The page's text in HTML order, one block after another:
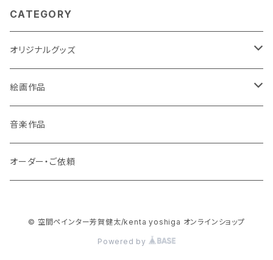
CATEGORY
オリジナルグッズ
ポストカード
缶バッチ
ストラップ
絵画作品
原画作品
風景画
龍・鳳凰等
複製画作品
音楽作品
オーダー・ご依頼
© 空間ペインター芳賀健太/kenta yoshiga オンラインショップ
Powered by